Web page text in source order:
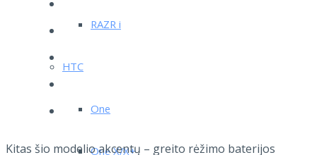
RAZR i
HTC
One
Kitas šio modelio akcentų – greito rėžimo baterijos